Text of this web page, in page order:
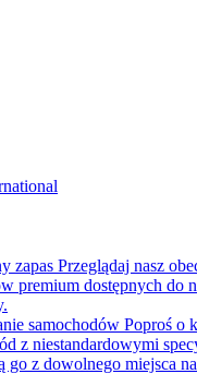
zapas Przeglądaj nasz
premium dostępnych do
samochodów Poproś o
z niestandardowymi
go z dowolnego miejsca